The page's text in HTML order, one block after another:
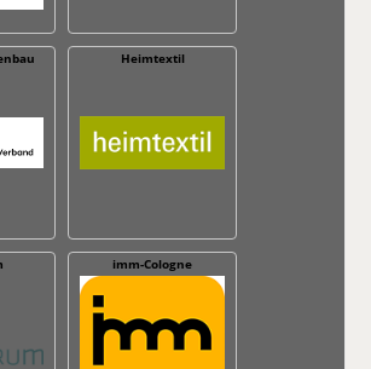
Heimtextil
imm-Cologne